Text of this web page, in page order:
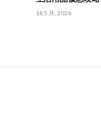
18 5 月, 2026